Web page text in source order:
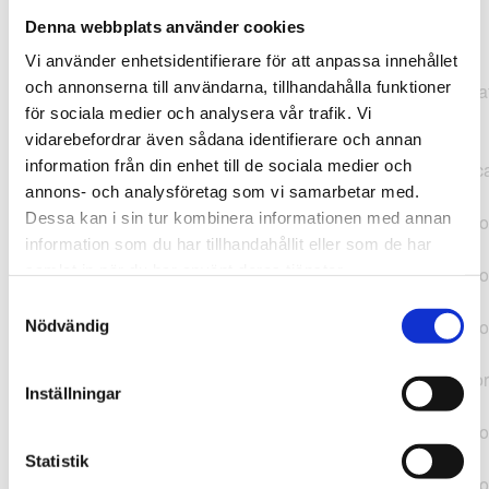
Denna webbplats använder cookies
Vi använder enhetsidentifierare för att anpassa innehållet
och annonserna till användarna, tillhandahålla funktioner
för sociala medier och analysera vår trafik. Vi
vidarebefordrar även sådana identifierare och annan
information från din enhet till de sociala medier och
annons- och analysföretag som vi samarbetar med.
Dessa kan i sin tur kombinera informationen med annan
information som du har tillhandahållit eller som de har
Nödvändig
Inställningar
Statistik
TypeError: "".concat(...).concat(...).replaceAll is not a
function at
https://webshop.pressbyran.se/_next/static/chunks/pages/
b1763451a2186f9e.js:1:11050 at Array.map
(<anonymous>) at K
(https://webshop.pressbyran.se/_next/static/chunks/pages/
b1763451a2186f9e.js:1:10836) at lk
(https://webshop.pressbyran.se/_next/static/chunks/
b241200379730ac0.js:1:129835) at i
(https://webshop.pressbyran.se/_next/static/chunks/
(https://webshop.pressbyran.se/_next/static/chunks/
https://webshop.pressbyran.se/_next/static/chunks/
b241200379730ac0.js:1:167872 at uI
(https://webshop.pressbyran.se/_next/static/chunks/
b241200379730ac0.js:1:167879) at uE
(https://webshop.pressbyran.se/_next/static/chunks/